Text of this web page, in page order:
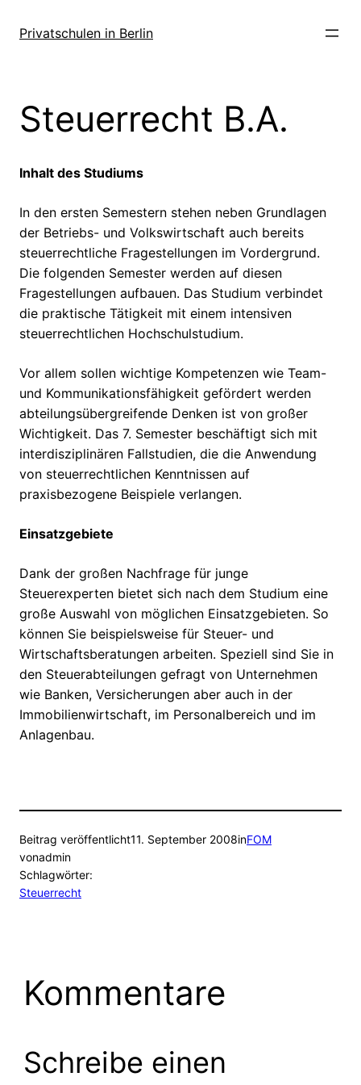
InhaltPrivatschulen in Berlin
Steuerrecht B.A.
Inhalt des Studiums
In den ersten Semestern stehen neben Grundlagen
der Betriebs- und Volkswirtschaft auch bereits
steuerrechtliche Fragestellungen im Vordergrund.
Die folgenden Semester werden auf diesen
Fragestellungen aufbauen. Das Studium verbindet
die praktische Tätigkeit mit einem intensiven
steuerrechtlichen Hochschulstudium.
Vor allem sollen wichtige Kompetenzen wie Team-
und Kommunikationsfähigkeit gefördert werden
abteilungsübergreifende Denken ist von großer
Wichtigkeit. Das 7. Semester beschäftigt sich mit
interdisziplinären Fallstudien, die die Anwendung
von steuerrechtlichen Kenntnissen auf
praxisbezogene Beispiele verlangen.
Einsatzgebiete
Dank der großen Nachfrage für junge
Steuerexperten bietet sich nach dem Studium eine
große Auswahl von möglichen Einsatzgebieten. So
können Sie beispielsweise für Steuer- und
Wirtschaftsberatungen arbeiten. Speziell sind Sie in
den Steuerabteilungen gefragt von Unternehmen
wie Banken, Versicherungen aber auch in der
Immobilienwirtschaft, im Personalbereich und im
Anlagenbau.
Beitrag veröffentlicht11. September 2008inFOM
vonadmin
Schlagwörter:
Steuerrecht
Kommentare
Schreibe einen